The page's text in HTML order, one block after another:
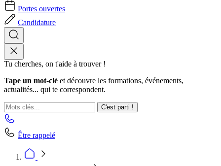
Portes ouvertes
Candidature
Tu cherches, on t'aide à trouver !
Tape un mot-clé et découvre les formations, événements,
actualités... qui te correspondent.
C'est parti !
Être rappelé